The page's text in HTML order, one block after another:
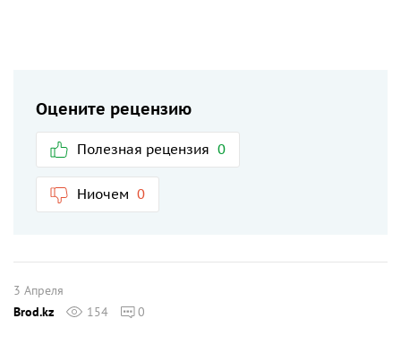
Оцените рецензию
Полезная рецензия 0
Ниочем 0
3 Апреля
Brod.kz
154 0